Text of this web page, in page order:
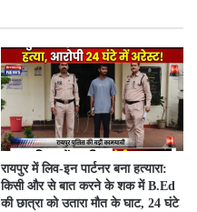
रायपुर में लिव-इन पार्टनर बना हत्यारा:
किसी और से बात करने के शक में B.Ed
की छात्रा को उतारा मौत के घाट, 24 घंटे